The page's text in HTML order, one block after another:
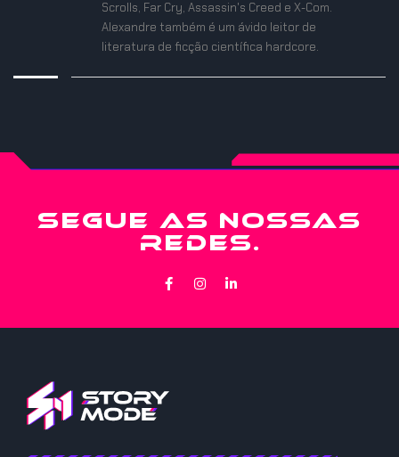
Scrolls, Far Cry, Assassin's Creed e X-Com.
Alexandre também é um ávido leitor de
literatura de ficção científica hardcore.
SEGUE AS NOSSAS
REDES.